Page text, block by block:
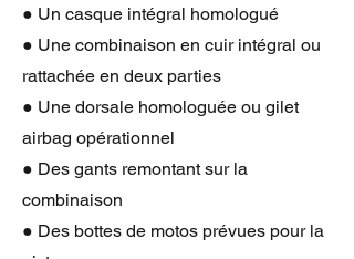
● Un casque intégral homologué
● Une combinaison en cuir intégral ou
rattachée en deux parties
● Une dorsale homologuée ou gilet
airbag opérationnel
● Des gants remontant sur la
combinaison
● Des bottes de motos prévues pour la